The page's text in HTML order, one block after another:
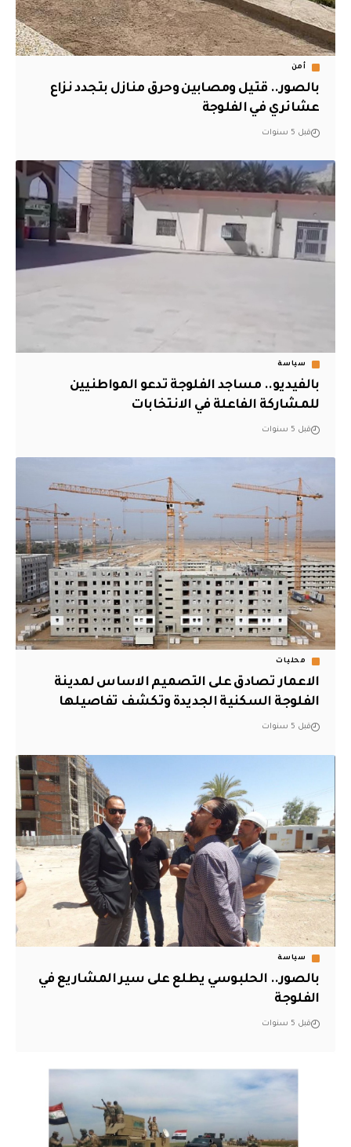
أمن
بالصور.. قتيل ومصابين وحرق منازل بتجدد نزاع
عشائري في الفلوجة
قبل 5 سنوات
سياسة
بالفيديو.. مساجد الفلوجة تدعو المواطنيين
للمشاركة الفاعلة في الانتخابات
قبل 5 سنوات
محليات
الاعمار تصادق على التصميم الاساس لمدينة
الفلوجة السكنية الجديدة وتكشف تفاصيلها
قبل 5 سنوات
سياسة
بالصور.. الحلبوسي يطلع على سير المشاريع في
الفلوجة
قبل 5 سنوات